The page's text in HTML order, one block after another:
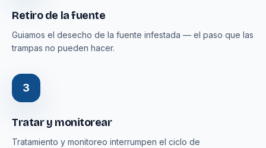
Retiro de la fuente
Guiamos el desecho de la fuente infestada — el paso que las
trampas no pueden hacer.
3
Tratar y monitorear
Tratamiento y monitoreo interrumpen el ciclo de